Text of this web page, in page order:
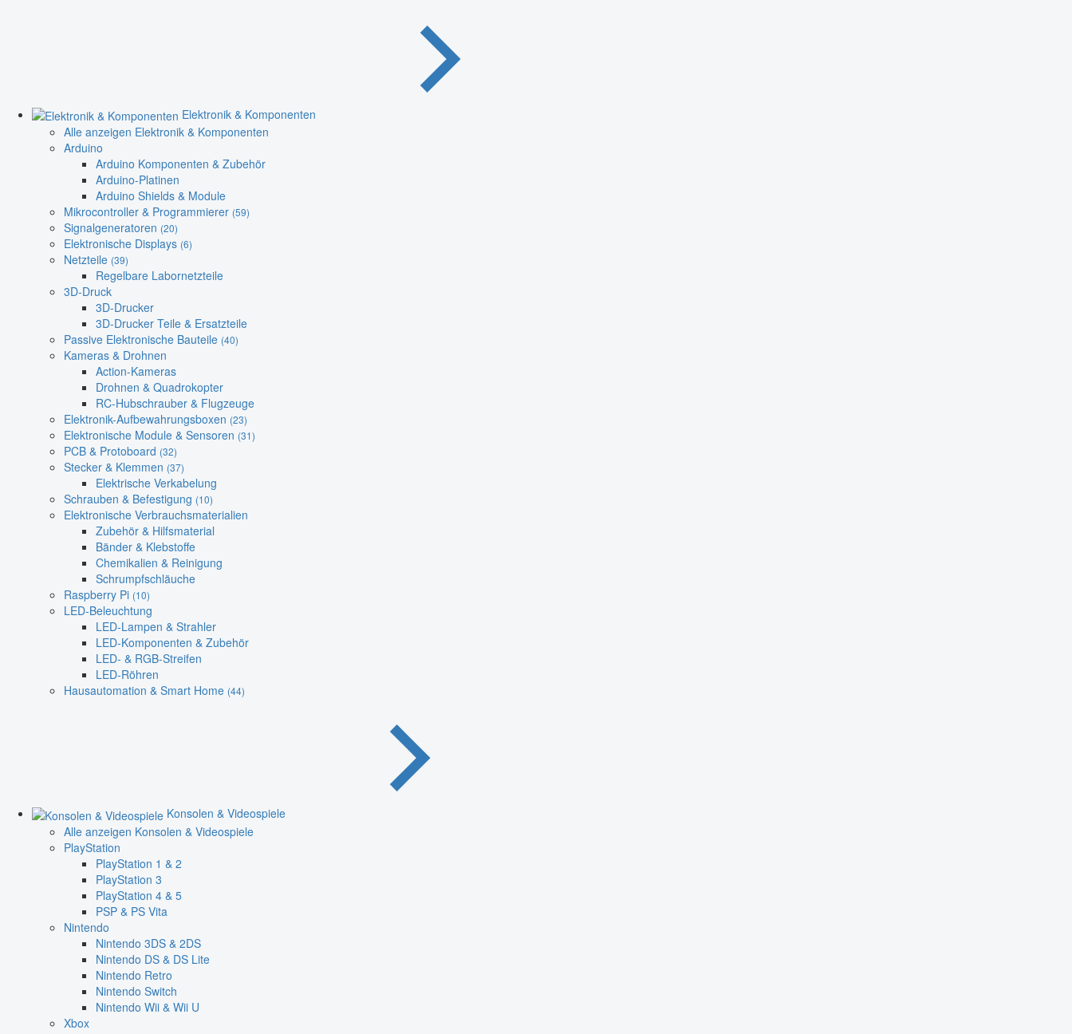
Elektronik & Komponenten
Alle anzeigen Elektronik & Komponenten
Arduino
Arduino Komponenten & Zubehör
Arduino-Platinen
Arduino Shields & Module
Mikrocontroller & Programmierer (59)
Signalgeneratoren (20)
Elektronische Displays (6)
Netzteile (39)
Regelbare Labornetzteile
3D-Druck
3D-Drucker
3D-Drucker Teile & Ersatzteile
Passive Elektronische Bauteile (40)
Kameras & Drohnen
Action-Kameras
Drohnen & Quadrokopter
RC-Hubschrauber & Flugzeuge
Elektronik-Aufbewahrungsboxen (23)
Elektronische Module & Sensoren (31)
PCB & Protoboard (32)
Stecker & Klemmen (37)
Elektrische Verkabelung
Schrauben & Befestigung (10)
Elektronische Verbrauchsmaterialien
Zubehör & Hilfsmaterial
Bänder & Klebstoffe
Chemikalien & Reinigung
Schrumpfschläuche
Raspberry Pi (10)
LED-Beleuchtung
LED-Lampen & Strahler
LED-Komponenten & Zubehör
LED- & RGB-Streifen
LED-Röhren
Hausautomation & Smart Home (44)
Konsolen & Videospiele
Alle anzeigen Konsolen & Videospiele
PlayStation
PlayStation 1 & 2
PlayStation 3
PlayStation 4 & 5
PSP & PS Vita
Nintendo
Nintendo 3DS & 2DS
Nintendo DS & DS Lite
Nintendo Retro
Nintendo Switch
Nintendo Wii & Wii U
Xbox